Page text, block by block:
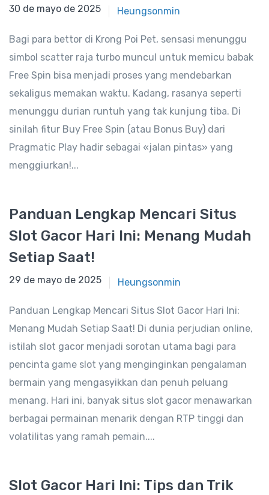
30 de mayo de 2025
30 de mayo de 2025 Heungsonmin
Bagi para bettor di Krong Poi Pet, sensasi menunggu
simbol scatter raja turbo muncul untuk memicu babak
Free Spin bisa menjadi proses yang mendebarkan
sekaligus memakan waktu. Kadang, rasanya seperti
menunggu durian runtuh yang tak kunjung tiba. Di
sinilah fitur Buy Free Spin (atau Bonus Buy) dari
Pragmatic Play hadir sebagai «jalan pintas» yang
menggiurkan!...
Panduan Lengkap Mencari Situs
Slot Gacor Hari Ini: Menang Mudah
Setiap Saat!
29 de mayo de 2025
29 de mayo de 2025 Heungsonmin
Panduan Lengkap Mencari Situs Slot Gacor Hari Ini:
Menang Mudah Setiap Saat! Di dunia perjudian online,
istilah slot gacor menjadi sorotan utama bagi para
pencinta game slot yang menginginkan pengalaman
bermain yang mengasyikkan dan penuh peluang
menang. Hari ini, banyak situs slot gacor menawarkan
berbagai permainan menarik dengan RTP tinggi dan
volatilitas yang ramah pemain....
Slot Gacor Hari Ini: Tips dan Trik